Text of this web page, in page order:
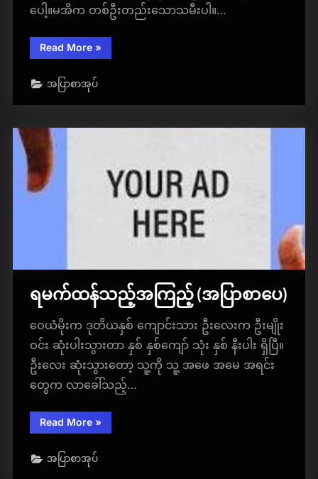
ပေါ့။မအိက တစ်ဦးတည်းသောသမီးပါ။…
Read More“မောင်
လေး
(အပြာ
စာအုပ်)​
»
အပြာစာအုပ်
ရမက်ထန်သည့်အကြည့် (အပြာစာပေ)
ဝေယံမိုးက ဒုတိယနှစ် ကျောင်းသား ဦးလေးက ဦးမျိုး
ဝင်း ဆုံးပါးသွားတာ နှစ် နှစ်ကျော် သုံး နှစ် နီးပါး ရှိပြီ။
ဦးလေး ဆုံးသွားတော့ သူ့ကို သူ့ အဖေ အမေ အရင်း
တွေက လာခေါ်သည့်…
Read More“ရမက်
ထန်
အကြည့်
(အပြာ
»
အပြာစာအုပ်